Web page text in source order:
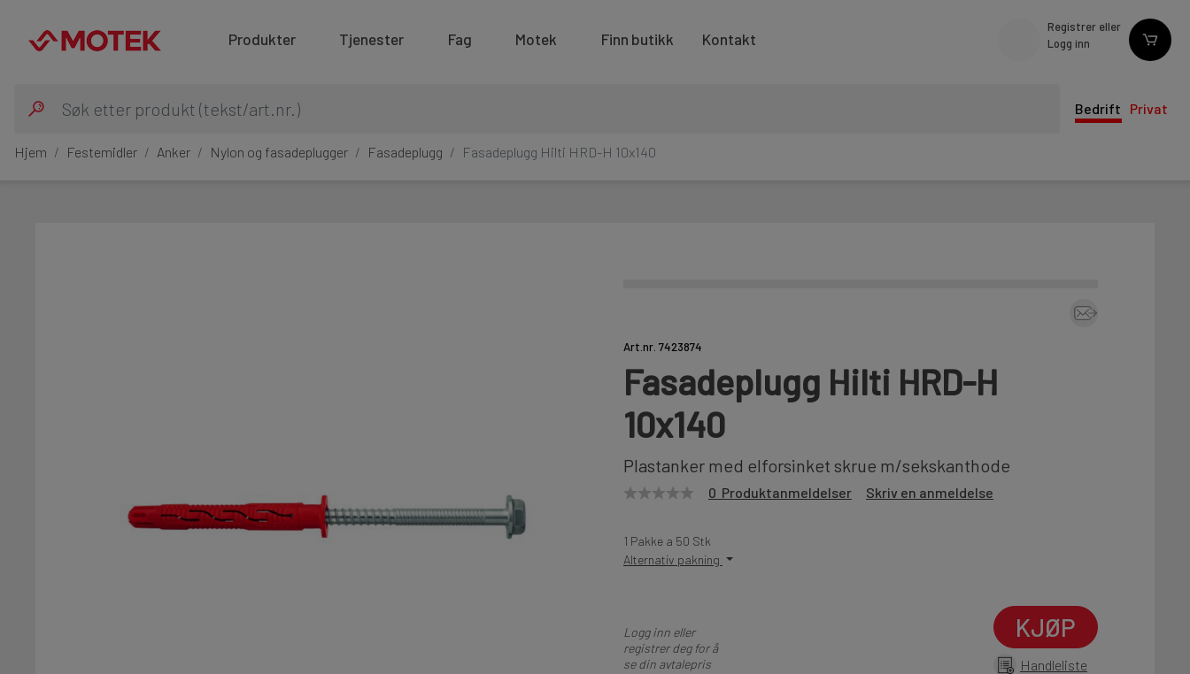
Produkter Tjenester Fag Motek Finn butikk Kontakt
Registrer eller
Logg inn
Bedrift Privat
Hjem Festemidler Anker Nylon og fasadeplugger Fasadeplugg Fasadeplugg Hilti HRD-H 10x140
Art.nr. 7423874
Fasadeplugg Hilti HRD-H
10x140
Plastanker med elforsinket skrue m/sekskanthode
0 Produktanmeldelser Skriv en anmeldelse
1 Pakke a 50 Stk
Alternativ pakning
Logg inn eller
registrer deg for å
se din avtalepris
KJØP
Handleliste